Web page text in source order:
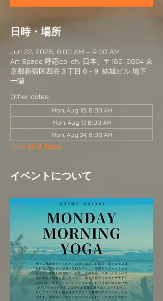
日時・場所
Jun 22, 2026, 8:00 AM – 9:00 AM
Art Space 呼応co-oh, 日本、〒160-0004 東
京都新宿区四谷３丁目６−９ 結城ビル 地下
一階
Other dates
Mon, Aug 10, 8:00 AM
Mon, Aug 17, 8:00 AM
Mon, Aug 24, 8:00 AM
View all 4 dates
イベントについて